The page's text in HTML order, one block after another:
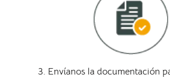
3. Envíanos la documentación